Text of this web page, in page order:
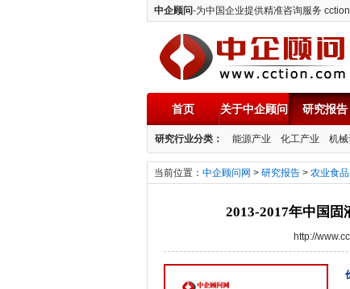
中企顾问-为中国企业提供精准咨询服务
中企顾问
首页 关于中企顾问 研究报告
研究行业分类： 能源产业 化工产业 机
当前位置： 中企顾问网 > 研究报告 > 农业食品
2013-2017年中国
http://